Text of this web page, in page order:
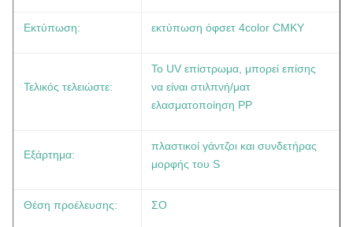
Εκτύπωση: εκτύπωση όφσετ 4color CMKY
Τελικός τελειώστε:
Το UV επίστρωμα, μπορεί επίσης
να είναι στιλπνή/ματ
ελασματοποίηση PP
Εξάρτημα:
πλαστικοί γάντζοι και συνδετήρας
μορφής του S
Θέση προέλευσης: ΣΟ